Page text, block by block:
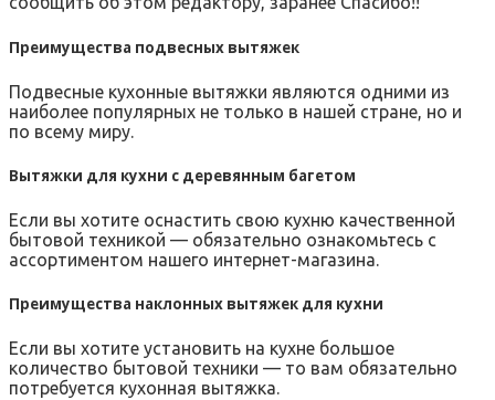
Преимущества подвесных вытяжек
Подвесные кухонные вытяжки являются одними из
наиболее популярных не только в нашей стране, но и
по всему миру.
Вытяжки для кухни с деревянным багетом
Если вы хотите оснастить свою кухню качественной
бытовой техникой — обязательно ознакомьтесь с
ассортиментом нашего интернет-магазина.
Преимущества наклонных вытяжек для кухни
Если вы хотите установить на кухне большое
количество бытовой техники — то вам обязательно
потребуется кухонная вытяжка.